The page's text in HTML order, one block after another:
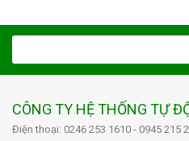
CÔNG TY HỆ THỐNG TỰ
Điện thoại: 0246 253 1610 - 0945 215